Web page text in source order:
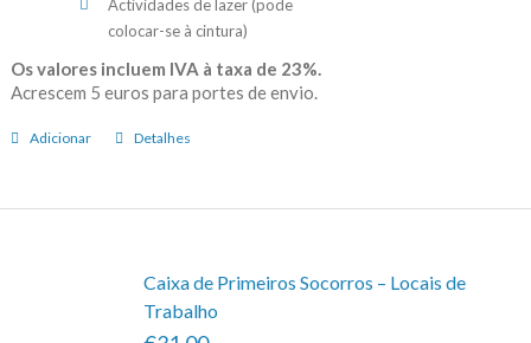
Actividades de lazer (pode
colocar-se à cintura)
Os valores incluem IVA à taxa de 23%.
Acrescem 5 euros para portes de envio.
Adicionar Detalhes
Caixa de Primeiros Socorros – Locais de
Trabalho